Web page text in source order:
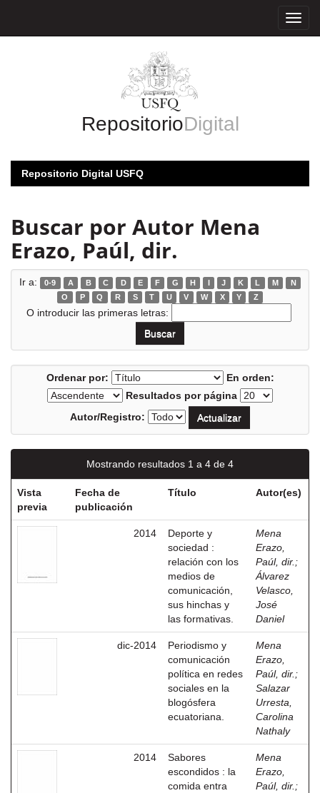
RepositorioDigital
Repositorio Digital USFQ
Buscar por Autor Mena
Erazo, Paúl, dir.
Ir a: 0-9 A B C D E F G H I J K L M
N
O
P Q R S T U V W X Y Z
O introducir las primeras letras:
Ordenar por:
En orden:
Resultados por página
Autor/Registro:
Mostrando resultados 1 a 4 de 4
Vista
previa
Fecha de
publicación
Título Autor(es)
2014
Deporte y
sociedad :
relación con los
medios de
comunicación,
sus hinchas y
las formativas.
Mena
Erazo,
Paúl, dir. ;
Álvarez
Velasco,
José
Daniel
dic-2014
Periodismo y
comunicación
política en redes
sociales en la
blogósfera
ecuatoriana.
Mena
Erazo,
Paúl, dir. ;
Salazar
Urresta,
Carolina
Nathaly
2014
Sabores
escondidos : la
comida entra
Mena
Erazo,
Paúl, dir. ;